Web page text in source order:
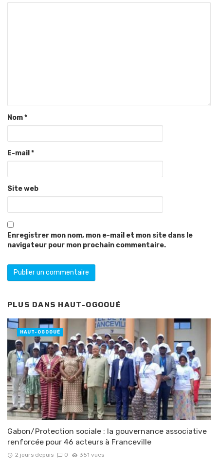
Nom*
E-mail *
Site web
Enregistrer mon nom, mon e-mail et mon site dans le
navigateur pour mon prochain commentaire.
PLUS DANS HAUT-OGOOUÉ
Gabon/Protection sociale : la gouvernance associative
renforcée pour 46 acteurs à Franceville
2 jours depuis 0 351 vues
HAUT-OGOOUÉ